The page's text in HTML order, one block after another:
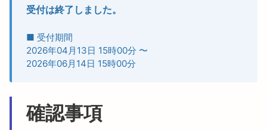
受付は終了しました。
■ 受付期間
2026年04月13日 15時00分 〜
2026年06月14日 15時00分
確認事項